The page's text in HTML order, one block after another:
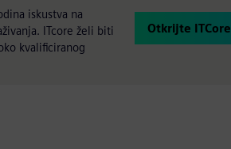
iskustva na
ITcore želi biti
kvalificiranog
Otkrijte ITCore